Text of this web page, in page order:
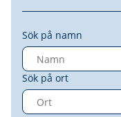
Sök på namn
Sök på ort